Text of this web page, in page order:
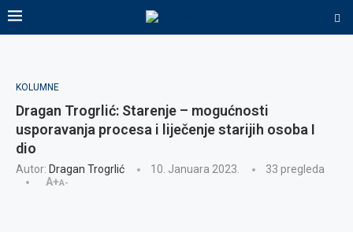
KOLUMNE
Dragan Trogrlić: Starenje – mogućnosti
usporavanja procesa i liječenje starijih osoba I
dio
Autor: Dragan Trogrlić 10. Januara 2023. 33 pregleda
A+A-